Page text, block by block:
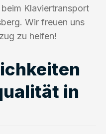
Klaviertransport
Wir freuen uns
zu helfen!
in